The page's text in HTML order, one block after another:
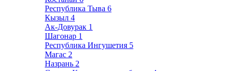
Республика Тыва 6
Кызыл 4
Ак-Довурак 1
Шагонар 1
Республика Ингушетия 5
Магас 2
Назрань 2